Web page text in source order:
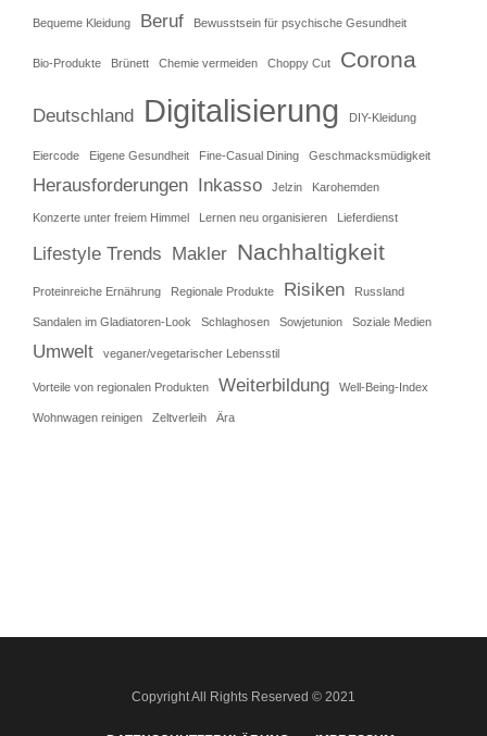
Bequeme Kleidung Beruf Bewusstsein für psychische Gesundheit
Bio-Produkte Brünett Chemie vermeiden Choppy Cut Corona
Deutschland Digitalisierung DIY-Kleidung
Eiercode Eigene Gesundheit Fine-Casual Dining Geschmacksmüdigkeit
Herausforderungen Inkasso Jelzin Karohemden
Konzerte unter freiem Himmel Lernen neu organisieren Lieferdienst
Lifestyle Trends Makler Nachhaltigkeit
Proteinreiche Ernährung Regionale Produkte Risiken Russland
Sandalen im Gladiatoren-Look Schlaghosen Sowjetunion Soziale Medien
Umwelt veganer/vegetarischer Lebensstil
Vorteile von regionalen Produkten Weiterbildung Well-Being-Index
Wohnwagen reinigen Zeltverleih Ära
Copyright All Rights Reserved © 2021